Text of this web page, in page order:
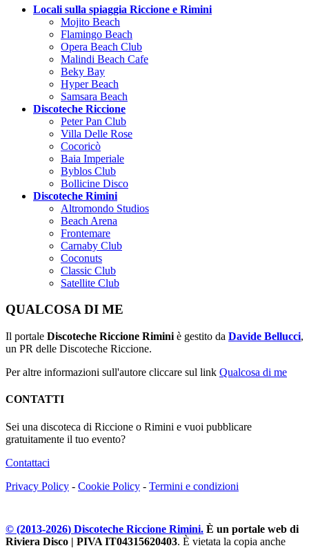
Locali sulla spiaggia Riccione e Rimini
Mojito Beach
Flamingo Beach
Opera Beach Club
Malindi Beach Cafe
Beky Bay
Hyper Beach
Samsara Beach
Discoteche Riccione
Peter Pan Club
Villa Delle Rose
Cocoricò
Baia Imperiale
Byblos Club
Bollicine Disco
Discoteche Rimini
Altromondo Studios
Beach Arena
Frontemare
Carnaby Club
Coconuts
Classic Club
Satellite Club
QUALCOSA DI ME
Il portale Discoteche Riccione Rimini è gestito da Davide Bellucci,
un PR delle Discoteche Riccione.
Per altre informazioni sull'autore cliccare sul link Qualcosa di me
CONTATTI
Sei una discoteca di Riccione o Rimini e vuoi pubblicare
gratuitamente il tuo evento?
Contattaci
Privacy Policy - Cookie Policy - Termini e condizioni
© (2013-2026) Discoteche Riccione Rimini. È un portale web di
Riviera Disco | PIVA IT04315620403. È vietata la copia anche